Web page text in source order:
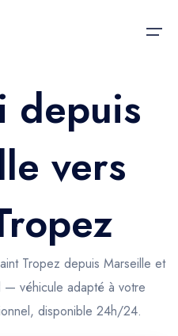
depuis
vers
Tropez depuis Marseille et
— véhicule adapté à votre
disponible 24h/24.